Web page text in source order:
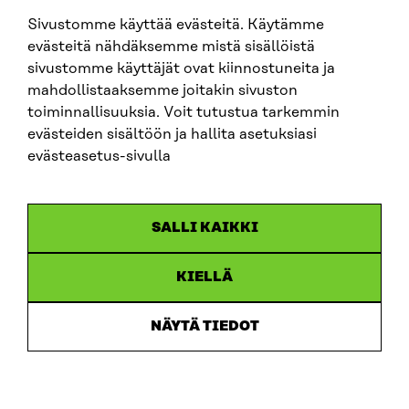
Sivustomme käyttää evästeitä. Käytämme
evästeitä nähdäksemme mistä sisällöistä
sivustomme käyttäjät ovat kiinnostuneita ja
mahdollistaaksemme joitakin sivuston
toiminnallisuuksia. Voit tutustua tarkemmin
evästeiden sisältöön ja hallita asetuksiasi
evästeasetus-sivulla
SALLI KAIKKI
KIELLÄ
NÄYTÄ TIEDOT
SITRA PÅ SOCIALA MEDIER
LinkedIn
Instagram
YouTube
Tillgänglighetsutredning
Beskrivning av handlingsoffentligheten